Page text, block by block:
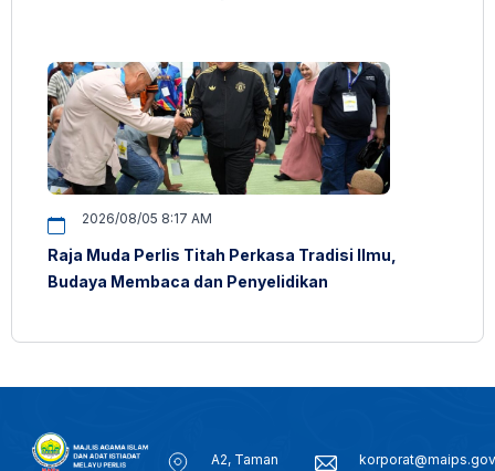
2026/08/05 8:17 AM
Raja Muda Perlis Titah Perkasa Tradisi Ilmu,
Budaya Membaca dan Penyelidikan
A2, Taman